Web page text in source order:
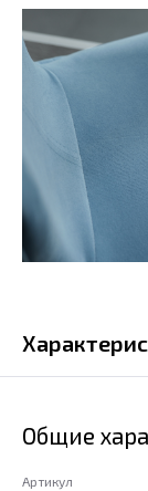
Общие
Артикул